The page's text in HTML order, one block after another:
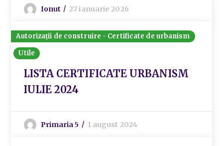
Ionut 27 ianuarie 2026
Autorizații de construire - Certificate de urbanism
Utile
LISTA CERTIFICATE URBANISM
IULIE 2024
Primaria 5 1 august 2024